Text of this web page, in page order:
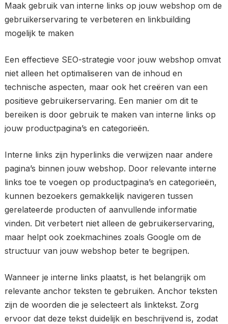
Maak gebruik van interne links op jouw webshop om de
gebruikerservaring te verbeteren en linkbuilding
mogelijk te maken
Een effectieve SEO-strategie voor jouw webshop omvat
niet alleen het optimaliseren van de inhoud en
technische aspecten, maar ook het creëren van een
positieve gebruikerservaring. Een manier om dit te
bereiken is door gebruik te maken van interne links op
jouw productpagina’s en categorieën.
Interne links zijn hyperlinks die verwijzen naar andere
pagina’s binnen jouw webshop. Door relevante interne
links toe te voegen op productpagina’s en categorieën,
kunnen bezoekers gemakkelijk navigeren tussen
gerelateerde producten of aanvullende informatie
vinden. Dit verbetert niet alleen de gebruikerservaring,
maar helpt ook zoekmachines zoals Google om de
structuur van jouw webshop beter te begrijpen.
Wanneer je interne links plaatst, is het belangrijk om
relevante anchor teksten te gebruiken. Anchor teksten
zijn de woorden die je selecteert als linktekst. Zorg
ervoor dat deze tekst duidelijk en beschrijvend is, zodat